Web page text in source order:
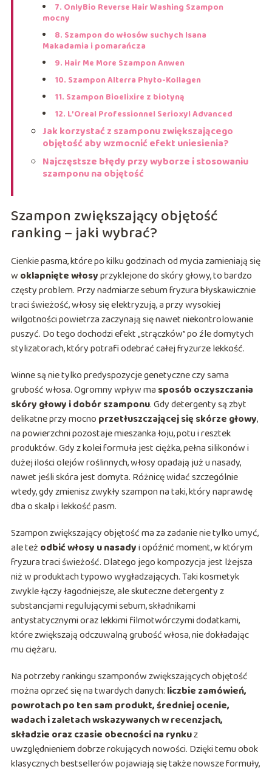
7. OnlyBio Reverse Hair Washing Szampon
mocny
8. Szampon do włosów suchych Isana
Makadamia i pomarańcza
9. Hair Me More Szampon Anwen
10. Szampon Alterra Phyto-Kollagen
11. Szampon Bioelixire z biotyną
12. L’Oreal Professionnel Serioxyl Advanced
Jak korzystać z szamponu zwiększającego
objętość aby wzmocnić efekt uniesienia?
Najczęstsze błędy przy wyborze i stosowaniu
szamponu na objętość
Szampon zwiększający objętość
ranking – jaki wybrać?
Cienkie pasma, które po kilku godzinach od mycia zamieniają się
w oklapnięte włosyprzyklejone do skóry głowy, to bardzo
częsty problem. Przy nadmiarze sebum fryzura błyskawicznie
traci świeżość, włosy się elektryzują, a przy wysokiej
wilgotności powietrza zaczynają się nawet niekontrolowanie
puszyć. Do tego dochodzi efekt „strączków” po źle domytych
stylizatorach, który potrafi odebrać całej fryzurze lekkość.
Winne są nie tylko predyspozycje genetyczne czy sama
grubość włosa. Ogromny wpływ ma sposób oczyszczania
skóry głowy i dobór szamponu. Gdy detergenty są zbyt
delikatne przy mocno przetłuszczającej się skórze głowy,
na powierzchni pozostaje mieszanka łoju, potu i resztek
produktów. Gdy z kolei formuła jest ciężka, pełna silikonów i
dużej ilości olejów roślinnych, włosy opadają już u nasady,
nawet jeśli skóra jest domyta. Różnicę widać szczególnie
wtedy, gdy zmienisz zwykły szampon na taki, który naprawdę
dba o skalp i lekkość pasm.
Szampon zwiększający objętość ma za zadanie nie tylko umyć,
ale też odbić włosy u nasadyi opóźnić moment, w którym
fryzura traci świeżość. Dlatego jego kompozycja jest lżejsza
niż w produktach typowo wygładzających. Taki kosmetyk
zwykle łączy łagodniejsze, ale skuteczne detergenty z
substancjami regulującymi sebum, składnikami
antystatycznymi oraz lekkimi filmotwórczymi dodatkami,
które zwiększają odczuwalną grubość włosa, nie dokładając
mu ciężaru.
Na potrzeby rankingu szamponów zwiększających objętość
można oprzeć się na twardych danych: liczbie zamówień,
powrotach po ten sam produkt, średniej ocenie,
wadach i zaletach wskazywanych w recenzjach,
składzie oraz czasie obecności na rynkuz
uwzględnieniem dobrze rokujących nowości. Dzięki temu obok
klasycznych bestsellerów pojawiają się także nowsze formuły,